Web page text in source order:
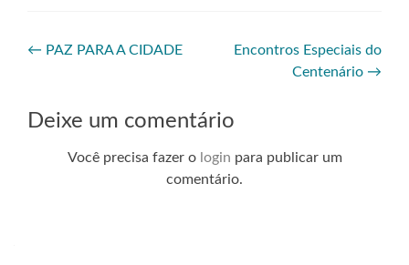
← PAZ PARA A CIDADE
Encontros Especiais do
Centenário →
Deixe um comentário
Você precisa fazer o login para publicar um
comentário.